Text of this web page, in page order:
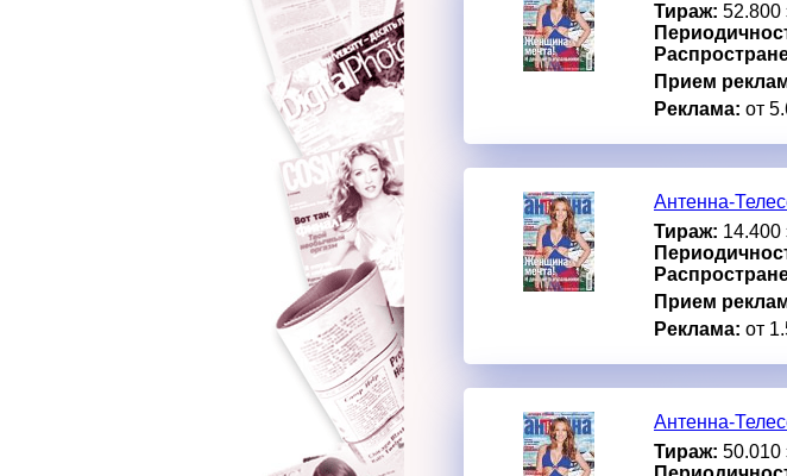
Тираж: 52.800
Прием
Реклама: от
Антенна-
Тираж: 14.400
Прием
Реклама: от
Антенна-
Тираж: 50.010